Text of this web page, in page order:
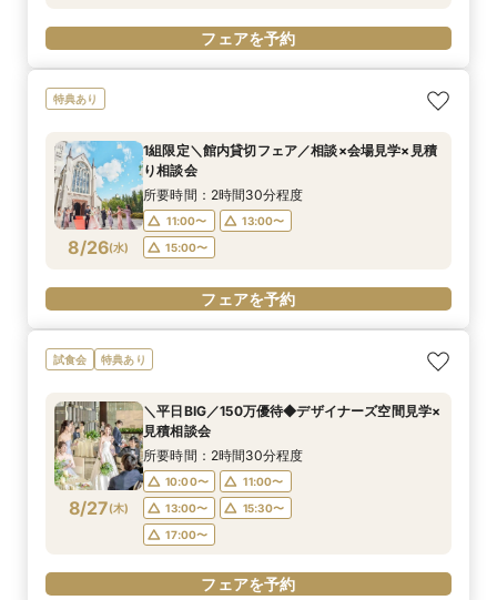
フェアを予約
特典あり
8/26(水)
1組限定＼館内貸切フェア／相談×会場見学×見積
り相談会
所要時間：2時間30分程度
11:00〜
13:00〜
15:00〜
フェアを予約
試食会 特典あり
8/27(木)
＼平日BIG／150万優待◆デザイナーズ空間見学×
見積相談会
所要時間：2時間30分程度
10:00〜
11:00〜
13:00〜
15:30〜
17:00〜
フェアを予約